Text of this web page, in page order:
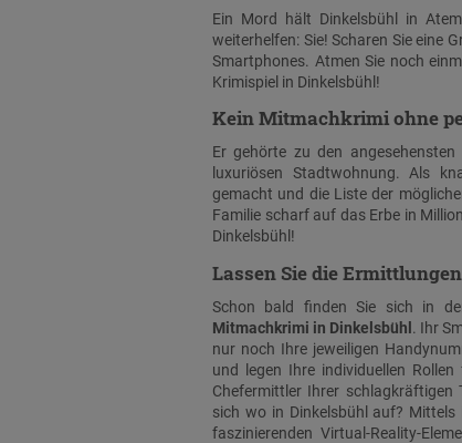
Ein Mord hält Dinkelsbühl in
weiterhelfen: Sie! Scharen Sie eine
Smartphones. Atmen Sie noch
Krimispiel in Dinkelsbühl!
Kein Mitmachkrimi ohne
Er gehörte zu den
luxuriösen Stadtwohnung. Als
gemacht und die Liste der
Familie scharf auf das Erbe in
Dinkelsbühl!
Lassen Sie die
Schon bald finden Sie sich in
Mitmachkrimi in Dinkelsbühl. Ihr
nur noch Ihre jeweiligen
und legen Ihre individuellen
Chefermittler Ihrer schlagkräftigen
sich wo in Dinkelsbühl auf?
faszinierenden Virtual-Reality-